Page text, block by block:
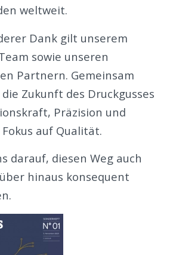
weltweit.
Dank gilt unserem
sowie unseren
Partnern. Gemeinsam
Zukunft des Druckgusses
Präzision und
auf Qualität.
darauf, diesen Weg auch
hinaus konsequent